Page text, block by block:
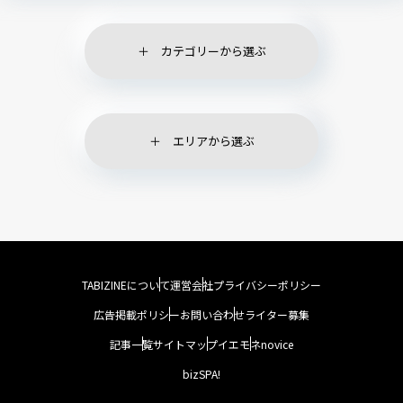
カテゴリーから選ぶ
エリアから選ぶ
TABIZINEについて運営会社プライバシーポリシー
広告掲載ポリシーお問い合わせライター募集
記事一覧サイトマップイエモネnovice
bizSPA!